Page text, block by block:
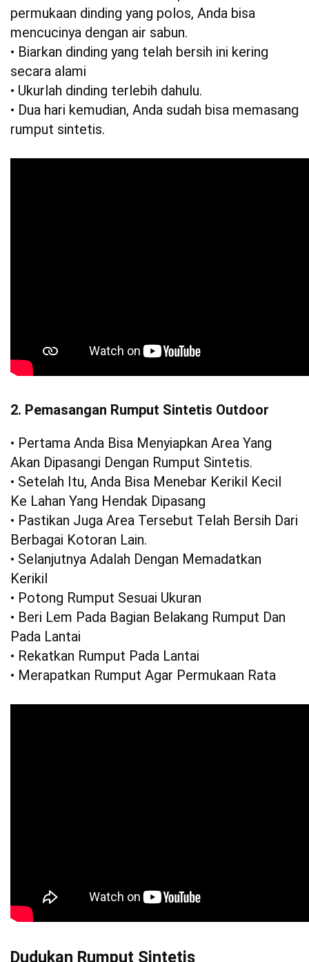
permukaan dinding yang polos, Anda bisa
mencucinya dengan air sabun.
• Biarkan dinding yang telah bersih ini kering
secara alami
• Ukurlah dinding terlebih dahulu.
• Dua hari kemudian, Anda sudah bisa memasang
rumput sintetis.
2. Pemasangan Rumput Sintetis Outdoor
• Pertama Anda Bisa Menyiapkan Area Yang
Akan Dipasangi Dengan Rumput Sintetis.
• Setelah Itu, Anda Bisa Menebar Kerikil Kecil
Ke Lahan Yang Hendak Dipasang
• Pastikan Juga Area Tersebut Telah Bersih Dari
Berbagai Kotoran Lain.
• Selanjutnya Adalah Dengan Memadatkan
Kerikil
• Potong Rumput Sesuai Ukuran
• Beri Lem Pada Bagian Belakang Rumput Dan
Pada Lantai
• Rekatkan Rumput Pada Lantai
• Merapatkan Rumput Agar Permukaan Rata
Dudukan Rumput Sintetis